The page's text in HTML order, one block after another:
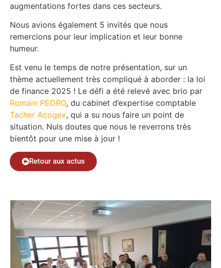
augmentations fortes dans ces secteurs.
Nous avions également 5 invités que nous
remercions pour leur implication et leur bonne
humeur.
Est venu le temps de notre présentation, sur un
thème actuellement très compliqué à aborder : la loi
de finance 2025 ! Le défi a été relevé avec brio par
Romain PEDRO, du cabinet d’expertise comptable
Tacher Acogex, qui a su nous faire un point de
situation. Nuls doutes que nous le reverrons très
bientôt pour une mise à jour !
Retour aux actus